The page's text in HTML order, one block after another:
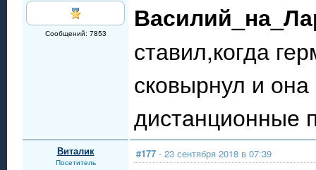
Сообщений: 7853
ставил,когда
сковырнул и
дистанционные
Виталик
Посетитель
#177 - 23 сентября 2018 в 07:39